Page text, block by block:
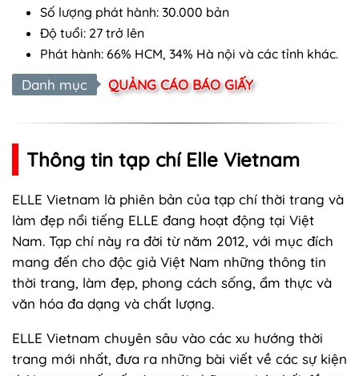
Số lượng phát hành: 30.000 bản
Độ tuổi: 27 trở lên
Phát hành: 66% HCM, 34% Hà nội và các tỉnh khác.
Danh mục QUẢNG CÁO BÁO GIẤY
Thông tin tạp chí Elle Vietnam
ELLE Vietnam là phiên bản của tạp chí thời trang và
làm đẹp nổi tiếng ELLE đang hoạt động tại Việt
Nam. Tạp chí này ra đời từ năm 2012, với mục đích
mang đến cho độc giả Việt Nam những thông tin
thời trang, làm đẹp, phong cách sống, ẩm thực và
văn hóa đa dạng và chất lượng.
ELLE Vietnam chuyên sâu vào các xu hướng thời
trang mới nhất, đưa ra những bài viết về các sự kiện